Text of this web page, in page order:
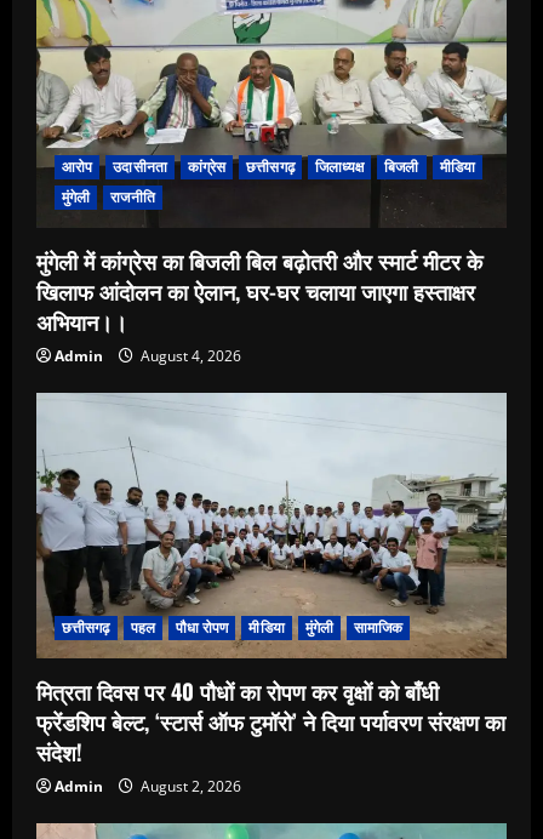
आरोप उदासीनता कांग्रेस छत्तीसगढ़ जिलाध्यक्ष बिजली
मीडिया
मुंगेली
राजनीति
मुंगेली में कांग्रेस का बिजली बिल बढ़ोतरी और स्मार्ट मीटर के
खिलाफ आंदोलन का ऐलान, घर-घर चलाया जाएगा हस्ताक्षर
अभियान।।
Admin August 4, 2026
छत्तीसगढ़ पहल पौधा रोपण मीडिया मुंगेली सामाजिक
मित्रता दिवस पर 40 पौधों का रोपण कर वृक्षों को बाँधी
फ्रेंडशिप बेल्ट, ‘स्टार्स ऑफ टुमॉरो’ ने दिया पर्यावरण संरक्षण का
संदेश!
Admin August 2, 2026